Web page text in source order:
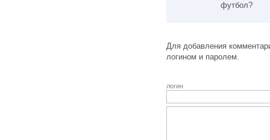
футбол?
Для добавления
логином и паролем.
логин